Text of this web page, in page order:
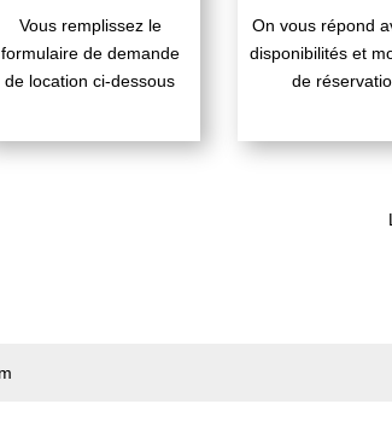
Vous remplissez le
formulaire de demande
de location ci-dessous
On vous répond
disponibilités et
de